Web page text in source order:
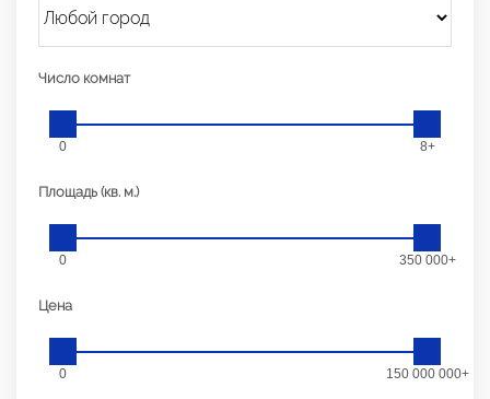
Число комнат
0 8+
Площадь (кв. м.)
0 350 000+
Цена
0 150 000 000+